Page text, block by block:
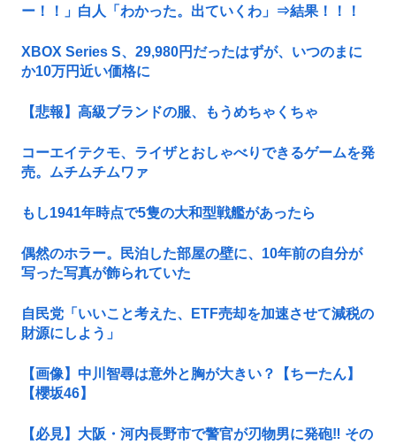
ー！！」白人「わかった。出ていくわ」⇒結果！！！
XBOX Series S、29,980円だったはずが、いつのまに
か10万円近い価格に
【悲報】高級ブランドの服、もうめちゃくちゃ
コーエイテクモ、ライザとおしゃべりできるゲームを発
売。ムチムチムワァ
もし1941年時点で5隻の大和型戦艦があったら
偶然のホラー。民泊した部屋の壁に、10年前の自分が
写った写真が飾られていた
自民党「いいこと考えた、ETF売却を加速させて減税の
財源にしよう」
【画像】中川智尋は意外と胸が大きい？【ちーたん】
【櫻坂46】
【必見】大阪・河内長野市で警官が刃物男に発砲‼ その